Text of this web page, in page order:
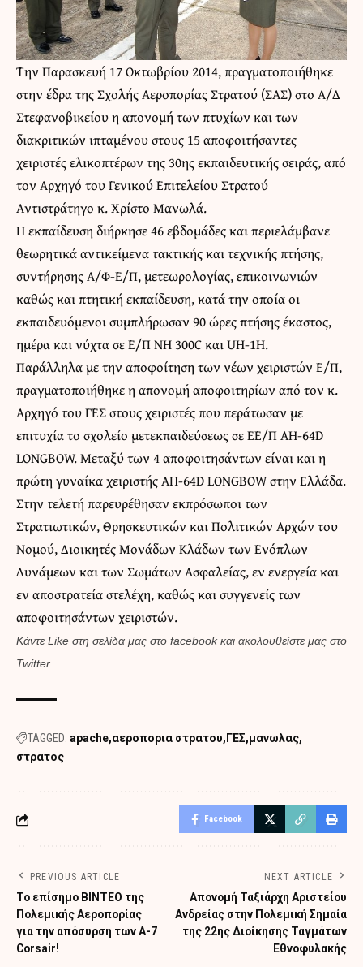
Την Παρασκευή 17 Οκτωβρίου 2014, πραγματοποιήθηκε
στην έδρα της Σχολής Αεροπορίας Στρατού (ΣΑΣ) στο Α/Δ
Στεφανοβικείου η απονομή των πτυχίων και των
διακριτικών ιπταμένου στους 15 αποφοιτήσαντες
χειριστές ελικοπτέρων της 30ης εκπαιδευτικής σειράς, από
τον Αρχηγό του Γενικού Επιτελείου Στρατού
Aντιστράτηγο κ. Χρίστο Μανωλά.
Η εκπαίδευση διήρκησε 46 εβδομάδες και περιελάμβανε
θεωρητικά αντικείμενα τακτικής και τεχνικής πτήσης,
συντήρησης Α/Φ-Ε/Π, μετεωρολογίας, επικοινωνιών
καθώς και πτητική εκπαίδευση, κατά την οποία οι
εκπαιδευόμενοι συμπλήρωσαν 90 ώρες πτήσης έκαστος,
ημέρα και νύχτα σε Ε/Π NH 300C και UH-1H.
Παράλληλα με την αποφοίτηση των νέων χειριστών Ε/Π,
πραγματοποιήθηκε η απονομή αποφοιτηρίων από τον κ.
Αρχηγό του ΓΕΣ στους χειριστές που περάτωσαν με
επιτυχία το σχολείο μετεκπαιδεύσεως σε ΕΕ/Π AH-64D
LONGBOW. Μεταξύ των 4 αποφοιτησάντων είναι και η
πρώτη γυναίκα χειριστής AH-64D LONGBOW στην Ελλάδα.
Στην τελετή παρευρέθησαν εκπρόσωποι των
Στρατιωτικών, Θρησκευτικών και Πολιτικών Αρχών του
Νομού, Διοικητές Μονάδων Κλάδων των Ενόπλων
Δυνάμεων και των Σωμάτων Ασφαλείας, εν ενεργεία και
εν αποστρατεία στελέχη, καθώς και συγγενείς των
αποφοιτησάντων χειριστών.
Κάντε Like στη σελίδα μας στο facebook και ακολουθείστε μας στο
Twitter
TAGGED: apache αεροπορια στρατου ΓΕΣ μανωλας
στρατος
Facebook
PREVIOUS ARTICLE
To επίσημο ΒΙΝΤΕΟ της
Πολεμικής Αεροπορίας
για την απόσυρση των Α-7
Corsair!
NEXT ARTICLE
Απονομή Ταξιάρχη Αριστείου
Ανδρείας στην Πολεμική Σημαία
της 22ης Διοίκησης Ταγμάτων
Εθνοφυλακής